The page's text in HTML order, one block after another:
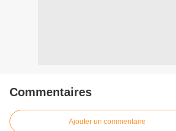
Commentaires
Ajouter un commentaire